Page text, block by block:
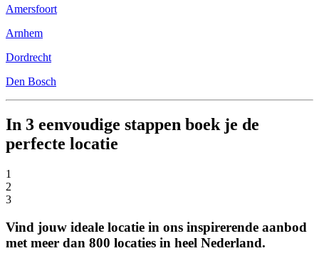
Amersfoort
Arnhem
Dordrecht
Den Bosch
In 3 eenvoudige stappen boek je de
perfecte locatie
1
2
3
Vind jouw ideale locatie in ons inspirerende aanbod
met meer dan 800 locaties in heel Nederland.